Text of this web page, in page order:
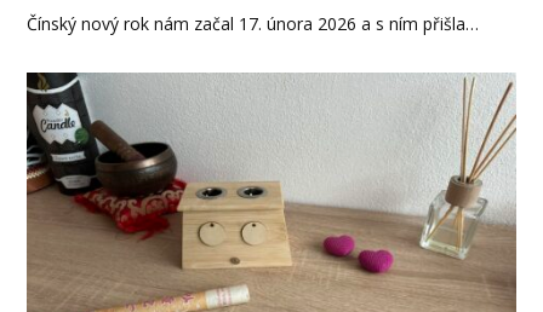
Čínský nový rok nám začal 17. února 2026 a s ním přišla…